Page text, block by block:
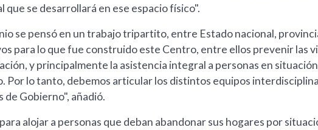
se desarrollará en ese espacio físico".
se pensó en un trabajo tripartito, entre Estado nacional,
para lo que fue construido este Centro, entre ellos prevenir las
y principalmente la asistencia integral a personas en
Por lo tanto, debemos articular los distintos equipos
Gobierno", añadió.
alojar a personas que deban abandonar sus hogares por